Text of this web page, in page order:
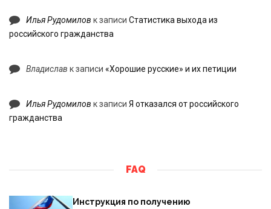
Илья Рудомилов к записи Статистика выхода из
российского гражданства
Владислав к записи «Хорошие русские» и их петиции
Илья Рудомилов к записи Я отказался от российского
гражданства
FAQ
Инструкция по получению